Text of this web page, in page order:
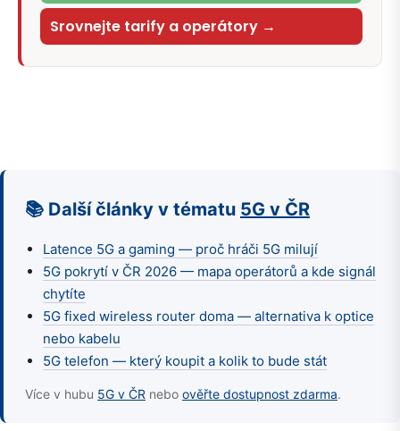
Srovnejte tarify a operátory →
📚 Další články v tématu 5G v ČR
Latence 5G a gaming — proč hráči 5G milují
5G pokrytí v ČR 2026 — mapa operátorů a kde signál
chytíte
5G fixed wireless router doma — alternativa k optice
nebo kabelu
5G telefon — který koupit a kolik to bude stát
Více v hubu 5G v ČR nebo ověřte dostupnost zdarma.